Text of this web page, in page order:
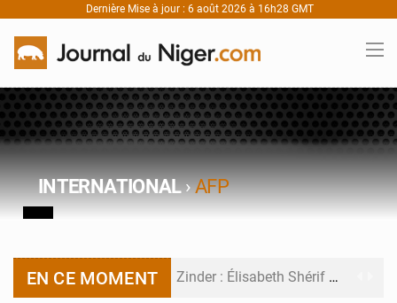
Dernière Mise à jour : 6 août 2026 à 16h28 GMT
INTERNATIONAL›AFP
EN CE MOMENT Zinder : Élisabeth Shérif visite l’école Birni Garçon